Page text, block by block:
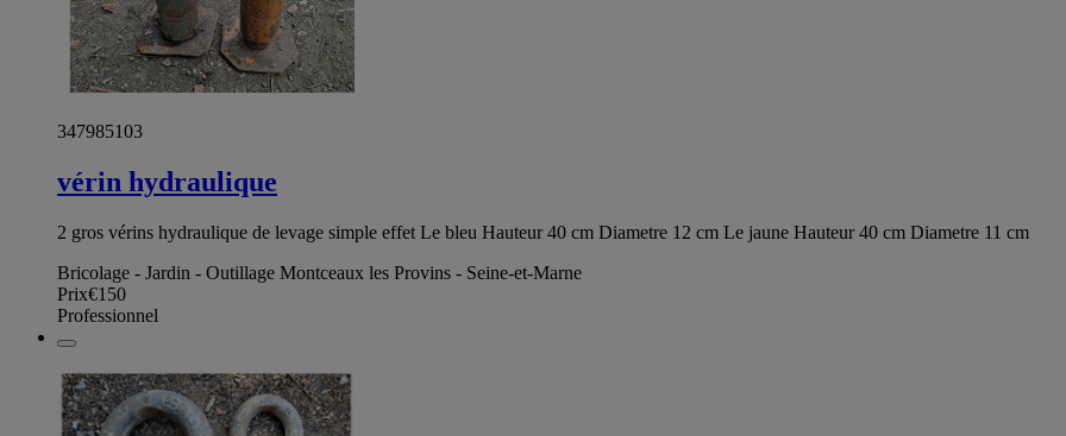
347985103
vérin hydraulique
2 gros vérins hydraulique de levage simple effet Le bleu Hauteur 40 cm Diametre 12 cm Le jaune Hauteur 40 cm Diametre 11 cm
Bricolage - Jardin - Outillage Montceaux les Provins - Seine-et-Marne
Prix€150
Professionnel